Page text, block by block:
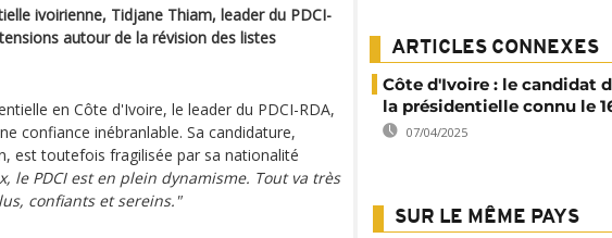
ivoirienne, Tidjane Thiam, leader du PDCI-
autour de la révision des listes
en Côte d'Ivoire, le leader du PDCI-RDA,
confiance inébranlable. Sa candidature,
est toutefois fragilisée par sa nationalité
le PDCI est en plein dynamisme. Tout va très
confiants et sereins."
ARTICLES CONNEXES
Côte d'Ivoire : le candidat
la présidentielle connu le
07/04/2025
SUR LE MÊME PAYS